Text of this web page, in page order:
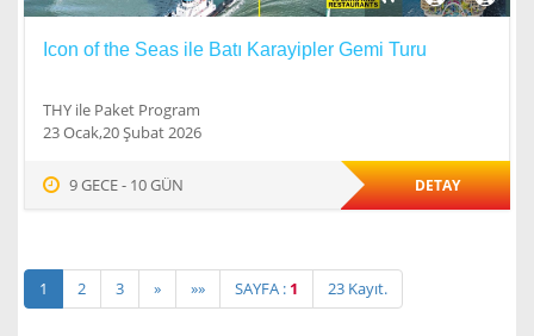
Icon of the Seas ile Batı Karayipler Gemi Turu
THY ile Paket Program
23 Ocak,20 Şubat 2026
9 GECE - 10 GÜN DETAY
1 2 3 » »» SAYFA : 1 23 Kayıt.